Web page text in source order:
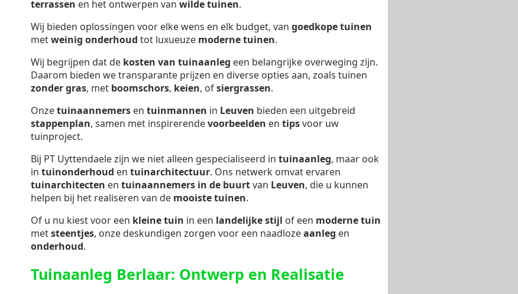
terrassen en het ontwerpen van wilde tuinen.
Wij bieden oplossingen voor elke wens en elk budget, van goedkope tuinen
metweinig onderhoud tot luxueuze moderne tuinen.
Wij begrijpen dat de kosten van tuinaanleg een belangrijke overweging zijn.
Daarom bieden we transparante prijzen en diverse opties aan, zoals tuinen
zonder gras, met boomschors, keien, ofsiergrassen.
Onzetuinaannemers en tuinmannen in Leuven bieden een uitgebreid
stappenplan, samen met inspirerendevoorbeelden en tipsvoor uw
tuinproject.
Bij PT Uyttendaele zijn we niet alleen gespecialiseerd in tuinaanleg, maar ook
in tuinonderhoud en tuinarchitectuur. Ons netwerk omvat ervaren
tuinarchitecten en tuinaannemers in de buurtvan Leuven, die u kunnen
helpen bij het realiseren van de mooiste tuinen.
Of u nu kiest voor een kleine tuin in een landelijke stijl of een moderne tuin
metsteentjes, onze deskundigen zorgen voor een naadlozeaanleg en
onderhoud.
Tuinaanleg Berlaar: Ontwerp en Realisatie